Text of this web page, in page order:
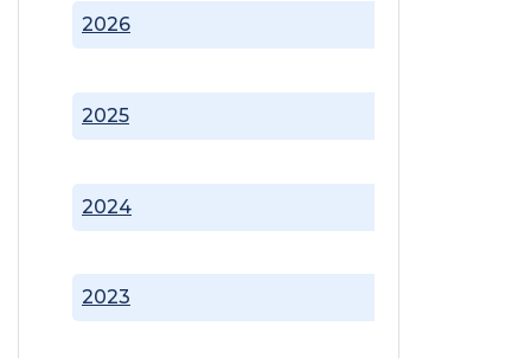
2023
2024
2025
2026